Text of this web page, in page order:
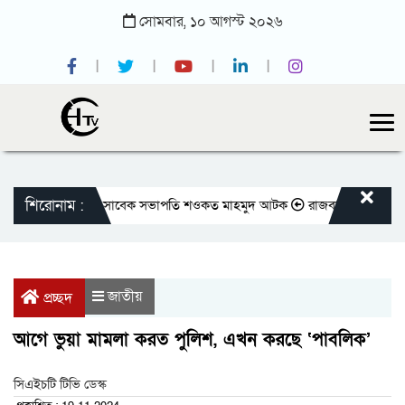
সোমবার, ১০ আগস্ট ২০২৬
শিরোনাম :
প্রেসক্লাবের সাবেক সভাপতি শওকত মাহমুদ আটক রাজবাড়ীতে বীর
প্রচ্ছদ জাতীয়
আগে ভুয়া মামলা করত পুলিশ, এখন করছে ‘পাবলিক’
সিএইচটি টিভি ডেস্ক